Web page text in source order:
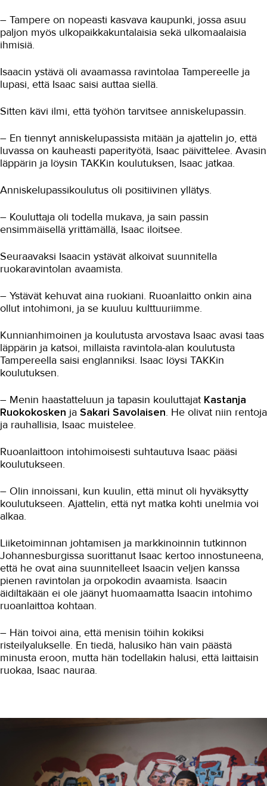
Valimotekniikka
Yrittäjyys
OPISKELIJAKSI
TAKK
AJANKOHTAISTA
OMA TAKK
YHTEYSTIEDOT
IN ENGLISH
– Tampere on nopeasti kasvava kaupunki, jossa asuu
paljon myös ulkopaikkakuntalaisia sekä ulkomaalaisia
ihmisiä.
Isaacin ystävä oli avaamassa ravintolaa Tampereelle ja
lupasi, että Isaac saisi auttaa siellä.
Sitten kävi ilmi, että työhön tarvitsee anniskelupassin.
– En tiennyt anniskelupassista mitään ja ajattelin jo, että
luvassa on kauheasti paperityötä, Isaac päivittelee. Avasin
läppärin ja löysin TAKKin koulutuksen, Isaac jatkaa.
Anniskelupassikoulutus oli positiivinen yllätys.
– Kouluttaja oli todella mukava, ja sain passin
ensimmäisellä yrittämällä, Isaac iloitsee.
Seuraavaksi Isaacin ystävät alkoivat suunnitella
ruokaravintolan avaamista.
– Ystävät kehuvat aina ruokiani. Ruoanlaitto onkin aina
ollut intohimoni, ja se kuuluu kulttuuriimme.
Kunnianhimoinen ja koulutusta arvostava Isaac avasi taas
läppärin ja katsoi, millaista ravintola-alan koulutusta
Tampereella saisi englanniksi. Isaac löysi TAKKin
koulutuksen.
– Menin haastatteluun ja tapasin kouluttajat Kastanja
Ruokokosken ja Sakari Savolaisen. He olivat niin rentoja
ja rauhallisia, Isaac muistelee.
Ruoanlaittoon intohimoisesti suhtautuva Isaac pääsi
koulutukseen.
– Olin innoissani, kun kuulin, että minut oli hyväksytty
koulutukseen. Ajattelin, että nyt matka kohti unelmia voi
alkaa.
Liiketoiminnan johtamisen ja markkinoinnin tutkinnon
Johannesburgissa suorittanut Isaac kertoo innostuneena,
että he ovat aina suunnitelleet Isaacin veljen kanssa
pienen ravintolan ja orpokodin avaamista. Isaacin
äidiltäkään ei ole jäänyt huomaamatta Isaacin intohimo
ruoanlaittoa kohtaan.
– Hän toivoi aina, että menisin töihin kokiksi
risteilyalukselle. En tiedä, halusiko hän vain päästä
minusta eroon, mutta hän todellakin halusi, että laittaisin
ruokaa, Isaac nauraa.